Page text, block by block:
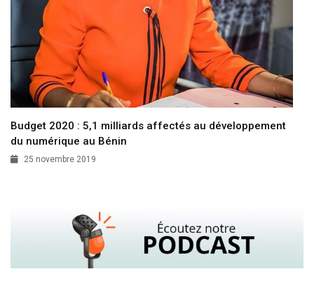
Budget 2020 : 5,1 milliards affectés au développement
du numérique au Bénin
25 novembre 2019